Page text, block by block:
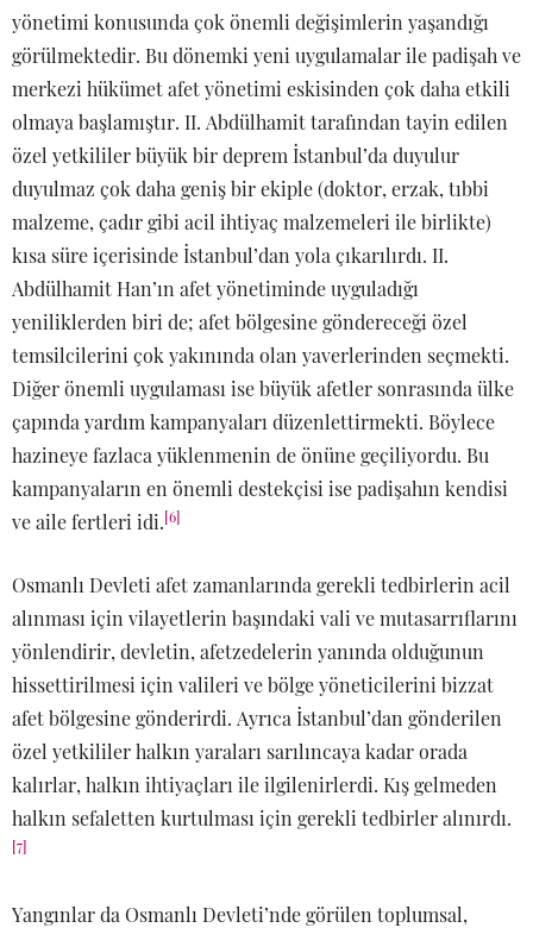
yönetimi konusunda çok önemli değişimlerin yaşandığı
görülmektedir. Bu dönemki yeni uygulamalar ile padişah ve
merkezi hükümet afet yönetimi eskisinden çok daha etkili
olmaya başlamıştır. II. Abdülhamit tarafından tayin edilen
özel yetkililer büyük bir deprem İstanbul’da duyulur
duyulmaz çok daha geniş bir ekiple (doktor, erzak, tıbbi
malzeme, çadır gibi acil ihtiyaç malzemeleri ile birlikte)
kısa süre içerisinde İstanbul’dan yola çıkarılırdı. II.
Abdülhamit Han’ın afet yönetiminde uyguladığı
yeniliklerden biri de; afet bölgesine göndereceği özel
temsilcilerini çok yakınında olan yaverlerinden seçmekti.
Diğer önemli uygulaması ise büyük afetler sonrasında ülke
çapında yardım kampanyaları düzenlettirmekti. Böylece
hazineye fazlaca yüklenmenin de önüne geçiliyordu. Bu
kampanyaların en önemli destekçisi ise padişahın kendisi
ve aile fertleri idi.[6]
Osmanlı Devleti afet zamanlarında gerekli tedbirlerin acil
alınması için vilayetlerin başındaki vali ve mutasarrıflarını
yönlendirir, devletin, afetzedelerin yanında olduğunun
hissettirilmesi için valileri ve bölge yöneticilerini bizzat
afet bölgesine gönderirdi. Ayrıca İstanbul’dan gönderilen
özel yetkililer halkın yaraları sarılıncaya kadar orada
kalırlar, halkın ihtiyaçları ile ilgilenirlerdi. Kış gelmeden
halkın sefaletten kurtulması için gerekli tedbirler alınırdı.
[7]
Yangınlar da Osmanlı Devleti’nde görülen toplumsal,